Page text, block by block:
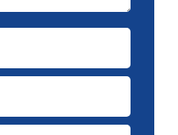
uitklapbaar
Parkeer assistent